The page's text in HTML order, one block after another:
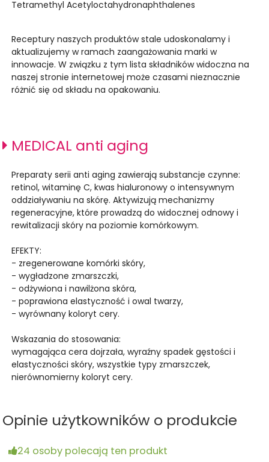
Tetramethyl Acetyloctahydronaphthalenes
Receptury naszych produktów stale udoskonalamy i
aktualizujemy w ramach zaangażowania marki w
innowacje. W związku z tym lista składników widoczna na
naszej stronie internetowej może czasami nieznacznie
różnić się od składu na opakowaniu.
MEDICAL anti aging
Preparaty serii anti aging zawierają substancje czynne:
retinol, witaminę C, kwas hialuronowy o intensywnym
oddziaływaniu na skórę. Aktywizują mechanizmy
regeneracyjne, które prowadzą do widocznej odnowy i
rewitalizacji skóry na poziomie komórkowym.
EFEKTY:
- zregenerowane komórki skóry,
- wygładzone zmarszczki,
- odżywiona i nawilżona skóra,
- poprawiona elastyczność i owal twarzy,
- wyrównany koloryt cery.
Wskazania do stosowania:
wymagająca cera dojrzała, wyraźny spadek gęstości i
elastyczności skóry, wszystkie typy zmarszczek,
nierównomierny koloryt cery.
Opinie użytkowników o produkcie
24 osoby polecają ten produkt